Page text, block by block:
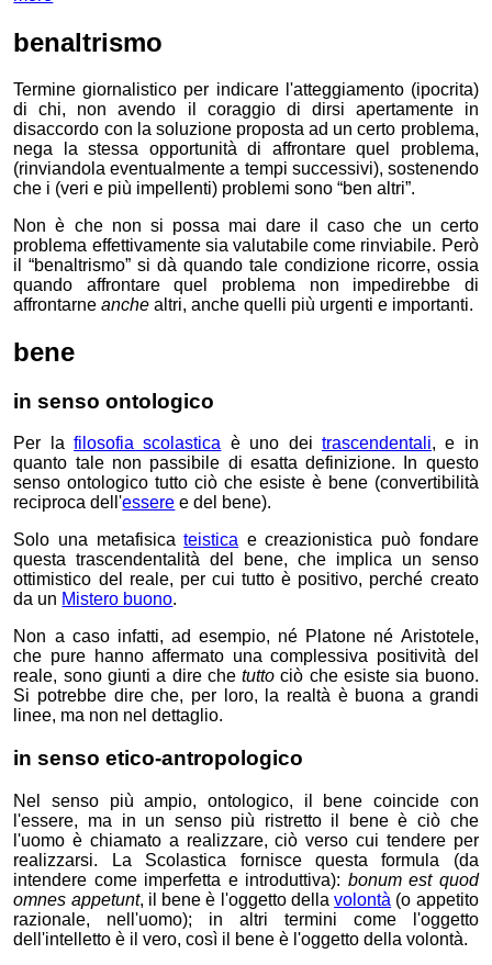
benaltrismo
Termine giornalistico per indicare l'atteggiamento (ipocrita)
di chi, non avendo il coraggio di dirsi apertamente in
disaccordo con la soluzione proposta ad un certo problema,
nega la stessa opportunità di affrontare quel problema,
(rinviandola eventualmente a tempi successivi), sostenendo
che i (veri e più impellenti) problemi sono “ben altri”.
Non è che non si possa mai dare il caso che un certo
problema effettivamente sia valutabile come rinviabile. Però
il “benaltrismo” si dà quando tale condizione ricorre, ossia
quando affrontare quel problema non impedirebbe di
affrontarneanche altri, anche quelli più urgenti e importanti.
bene
in senso ontologico
Per lafilosofia scolastica è uno dei trascendentali, e in
quanto tale non passibile di esatta definizione. In questo
senso ontologico tutto ciò che esiste è bene (convertibilità
reciproca dell'essere e del bene).
Solo una metafisicateistica e creazionistica può fondare
questa trascendentalità del bene, che implica un senso
ottimistico del reale, per cui tutto è positivo, perché creato
da un Mistero buono.
Non a caso infatti, ad esempio, né Platone né Aristotele,
che pure hanno affermato una complessiva positività del
reale, sono giunti a dire chetutto ciò che esiste sia buono.
Si potrebbe dire che, per loro, la realtà è buona a grandi
linee, ma non nel dettaglio.
in senso etico-antropologico
Nel senso più ampio, ontologico, il bene coincide con
l'essere, ma in un senso più ristretto il bene è ciò che
l'uomo è chiamato a realizzare, ciò verso cui tendere per
realizzarsi. La Scolastica fornisce questa formula (da
intendere come imperfetta e introduttiva): bonum est quod
omnes appetunt, il bene è l'oggetto dellavolontà (o appetito
razionale, nell'uomo); in altri termini come l'oggetto
dell'intelletto è il vero, così il bene è l'oggetto della volontà.